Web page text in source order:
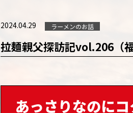
2024.04.29 ラーメンのお話
拉麺親父探訪記vol.206（福
あっさりなのに